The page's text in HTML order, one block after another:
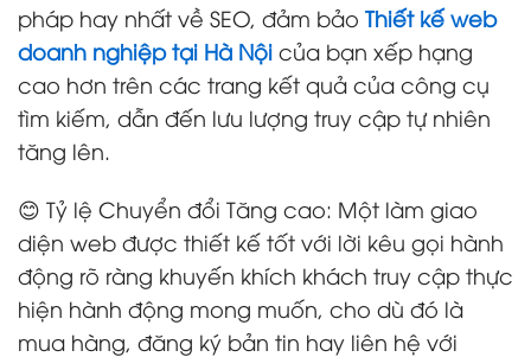
pháp hay nhất về SEO, đảm bảo Thiết kế web
doanh nghiệp tại Hà Nội của bạn xếp hạng
cao hơn trên các trang kết quả của công cụ
tìm kiếm, dẫn đến lưu lượng truy cập tự nhiên
tăng lên.
😊 Tỷ lệ Chuyển đổi Tăng cao: Một làm giao
diện web được thiết kế tốt với lời kêu gọi hành
động rõ ràng khuyến khích khách truy cập thực
hiện hành động mong muốn, cho dù đó là
mua hàng, đăng ký bản tin hay liên hệ với